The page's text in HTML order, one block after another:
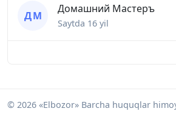
Д М
Домашний Мастеръ
Saytda 16 yil
© 2026 «Elbozor» Barcha huquqlar